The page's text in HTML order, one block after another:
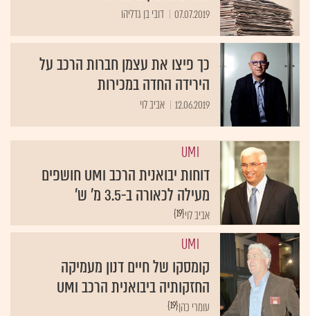
07.07.2019 דובי בן גדליהו
כך פיצו את עצמן חברות הרכב על
הירידה החדה במכירות
12.06.2019 אביב לוי
UMI
דוחות יבואנית הרכב UMI חושפים
מעילה לכאורה ב-3.5 מ' ש'
{19}אביב לוי
UMI
קומסקו של חיים דנון מעמיקה
החזקותיה ביבואנית הרכב UMI
{19}עומרי כהן